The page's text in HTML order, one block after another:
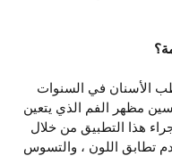
الأسنان في السنوات
مظهر الفم الذي يتعين
هذا التطبيق من خلال
تطابق اللون ، والتسوس